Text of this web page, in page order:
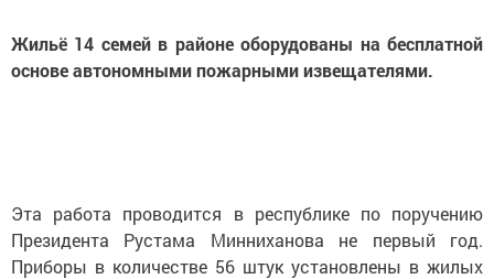
Жильё 14 семей в районе оборудованы на бесплатной
основе автономными пожарными извещателями.
Эта работа проводится в республике по поручению
Президента Рустама Минниханова не первый год.
Приборы в количестве 56 штук установлены в жилых